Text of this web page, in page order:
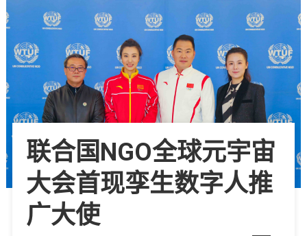
联合国NGO全球元宇宙
大会首现孪生数字人推
广大使